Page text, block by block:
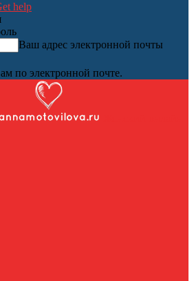
help
Ваш адрес электронной почты
по электронной почте.